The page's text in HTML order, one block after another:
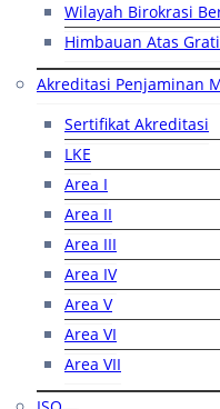
Wilayah Birokrasi
Himbauan Atas
Akreditasi Penjaminan
Sertifikat Akreditasi
LKE
Area I
Area II
Area III
Area IV
Area V
Area VI
Area VII